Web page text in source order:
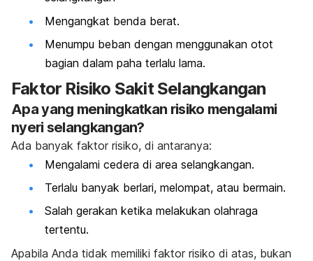
Mengangkat benda berat.
Menumpu beban dengan menggunakan otot
bagian dalam paha terlalu lama.
Faktor Risiko Sakit Selangkangan
Apa yang meningkatkan risiko mengalami
nyeri selangkangan?
Ada banyak faktor risiko, di antaranya:
Mengalami cedera di area selangkangan.
Terlalu banyak berlari, melompat, atau bermain.
Salah gerakan ketika melakukan olahraga
tertentu.
Apabila Anda tidak memiliki faktor risiko di atas, bukan